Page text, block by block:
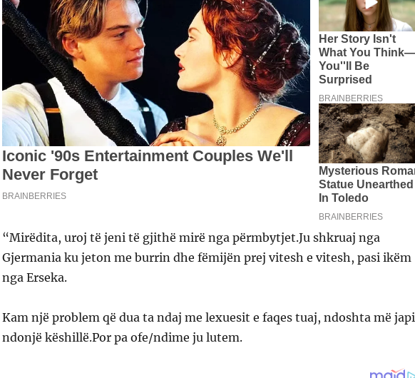
“Mirëdita, uroj të jeni të gjithë mirë nga përmbytjet.Ju shkruaj nga
Gjermania ku jeton me burrin dhe fëmijën prej vitesh e vitesh, pasi ikëm
nga Erseka.
Kam një problem që dua ta ndaj me lexuesit e faqes tuaj, ndoshta më
ndonjë këshillë.Por pa ofe/ndime ju lutem.